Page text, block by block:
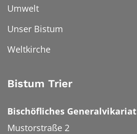
Umwelt
Unser Bistum
Weltkirche
Bistum Trier
Bischöfliches Generalvikariat
Mustorstraße 2